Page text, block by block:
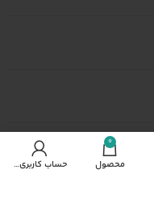
0
محصول حساب کاربری من